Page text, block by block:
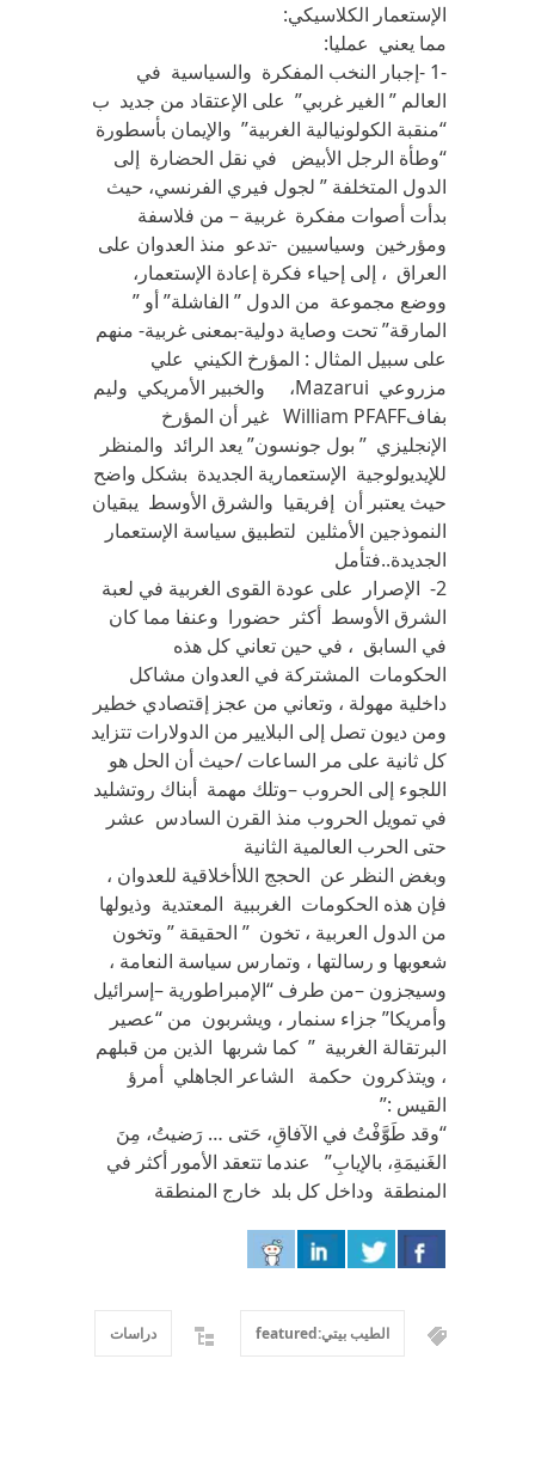
الإستعمار الكلاسيكي:
مما يعني عمليا:
-1 -إجبار النخب المفكرة والسياسية في
العالم ” الغير غربي” على الإعتقاد من جديد ب
“منقبة الكولونيالية الغربية” والإيمان بأسطورة
“وطأة الرجل الأبيض في نقل الحضارة إلى
الدول المتخلفة ” لجول فيري الفرنسي، حيث
بدأت أصوات مفكرة غربية – من فلاسفة
ومؤرخين وسياسيين -تدعو منذ العدوان على
العراق ، إلى إحياء فكرة إعادة الإستعمار،
ووضع مجموعة من الدول ” الفاشلة” أو ”
المارقة” تحت وصاية دولية-بمعنى غربية- منهم
على سبيل المثال : المؤرخ الكيني علي
مزروعي Mazarui، والخبير الأمريكي وليم
بفافWilliam PFAFF غير أن المؤرخ
الإنجليزي ” بول جونسون” يعد الرائد والمنظر
للإيديولوجية الإستعمارية الجديدة بشكل واضح
حيث يعتبر أن إفريقيا والشرق الأوسط يبقيان
النموذجين الأمثلين لتطبيق سياسة الإستعمار
الجديدة..فتأمل
2- الإصرار على عودة القوى الغربية في لعبة
الشرق الأوسط أكثر حضورا وعنفا مما كان
في السابق ، في حين تعاني كل هذه
الحكومات المشتركة في العدوان مشاكل
داخلية مهولة ، وتعاني من عجز إقتصادي خطير
ومن ديون تصل إلى البلايير من الدولارات تتزايد
كل ثانية على مر الساعات /حيث أن الحل هو
اللجوء إلى الحروب –وتلك مهمة أبناك روتشليد
في تمويل الحروب منذ القرن السادس عشر
حتى الحرب العالمية الثانية
وبغض النظر عن الحجج اللاأخلاقية للعدوان ،
فإن هذه الحكومات الغرببية المعتدية وذيولها
من الدول العربية ، تخون ” الحقيقة ” وتخون
شعوبها و رسالتها ، وتمارس سياسة النعامة ،
وسيجزون –من طرف “الإمبراطورية –إسرائيل
وأمريكا” جزاء سنمار ، ويشربون من “عصير
البرتقالة الغربية ” كما شربها الذين من قبلهم
، ويتذكرون حكمة الشاعر الجاهلي أمرؤ
القيس :”
“وقد طَوَّفْتُ في الآفاقِ، حَتى … رَضيتُ، مِنَ
الغَنيمَةِ، بالإيابِ” عندما تتعقد الأمور أكثر في
المنطقة وداخل كل بلد خارج المنطقة
الطيب بيتي:featured دراسات